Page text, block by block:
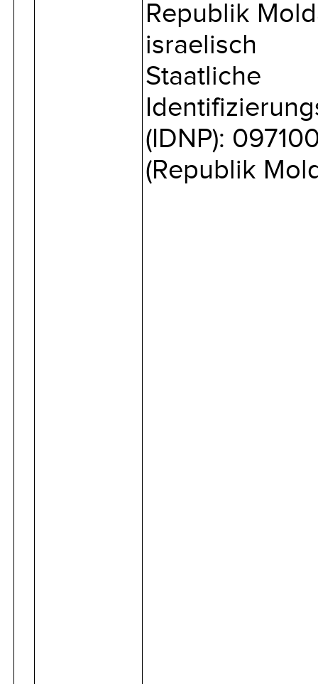
Republik
israelisch
Staatliche
(IDNP):
(Republik